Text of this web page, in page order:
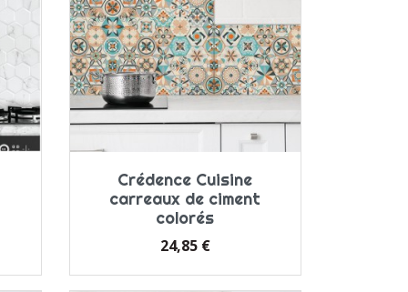
Crédence Cuisine
carreaux de ciment
colorés
Prix
24,85 €